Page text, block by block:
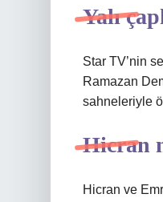
Yalı
Star TV’nin
Ramazan
sahneleriyle
Hicran
Hicran ve